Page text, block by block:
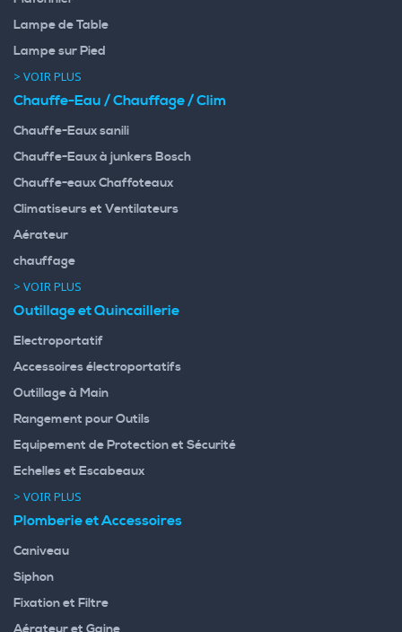
Lampe de Table
Lampe sur Pied
> VOIR PLUS
Chauffe-Eau / Chauffage / Clim
Chauffe-Eaux sanili
Chauffe-Eaux à junkers Bosch
Chauffe-eaux Chaffoteaux
Climatiseurs et Ventilateurs
Aérateur
chauffage
> VOIR PLUS
Outillage et Quincaillerie
Electroportatif
Accessoires électroportatifs
Outillage à Main
Rangement pour Outils
Equipement de Protection et Sécurité
Echelles et Escabeaux
> VOIR PLUS
Plomberie et Accessoires
Caniveau
Siphon
Fixation et Filtre